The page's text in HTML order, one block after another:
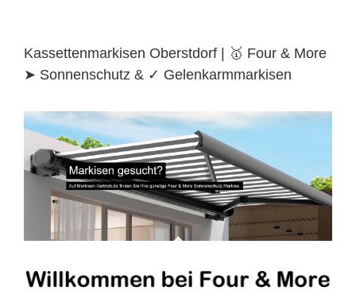
Kassettenmarkisen Oberstdorf | 🥇 Four & More
➤ Sonnenschutz & ✓ Gelenkarmmarkisen